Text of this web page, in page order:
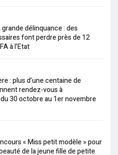
délinquance : des
font perdre près de 12
à l’Etat
: plus d’une centaine de
rendez-vous à
30 octobre au 1er novembre
« Miss petit modèle » pour
de la jeune fille de petite